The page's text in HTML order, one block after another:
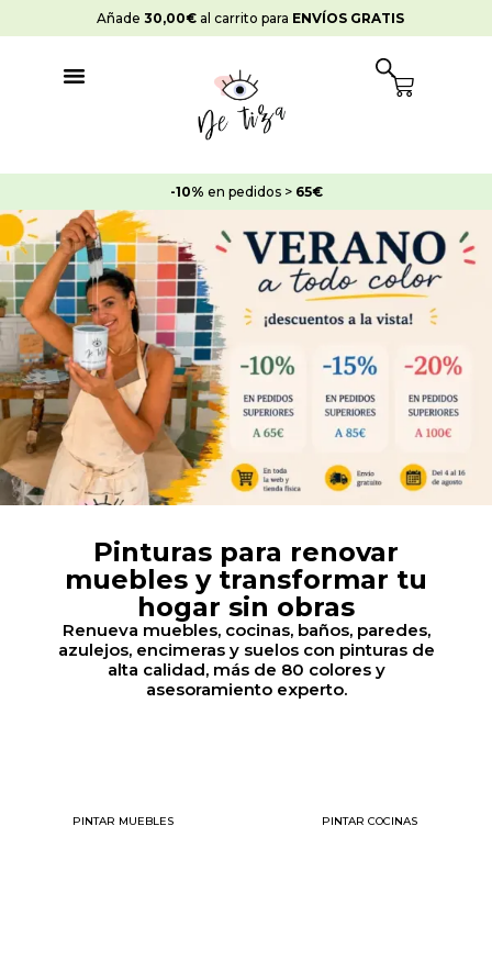
al
Añade 30,00€ al carrito para ENVÍOS GRATIS
Cart
-10% en pedidos > 65€
Pinturas para renovar
muebles y transformar tu
hogar sin obras
Renueva muebles, cocinas, baños, paredes,
azulejos, encimeras y suelos con pinturas de
alta calidad, más de 80 colores y
asesoramiento experto.
PINTAR MUEBLES PINTAR COCINAS